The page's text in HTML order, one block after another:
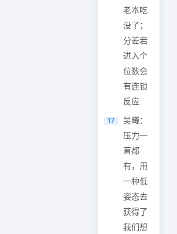
老本吃
没了；
分差若
进入个
位数会
有连锁
反应
17
吴曦：
压力一
直都
有，用
一种低
姿态去
获得了
我们想